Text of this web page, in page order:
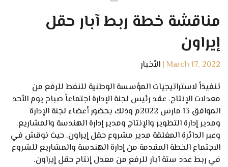
مناقشة خطة ربط آبار حقل
إيراون
March 17, 2022
| الأخبار
تنفيذاً لاستراتيجيات المؤسسة الوطنية للنفط للرفع من
معدلات الإنتاج، عقد رئيس لجنة الإدارة اجتماعاً صباح يوم الأحد
الموافق 13 مارس 2022م وذلك بحضور أعضاء لجنة الإدارة
ومدير إدارة التطوير والإنتاج ومدير إدارة الهندسة والمشاريع،
وعبر الدائرة المغلقة مدير مشروع حقل إيراون، حيث نوقش في
الاجتماع الخطة المقدمة من إدارة الهندسة والمشاريع للشروع
في ربط عدد ستة آبار للرفع من معدل إنتاج حقل إيراون.